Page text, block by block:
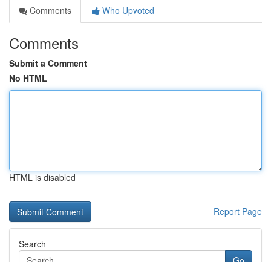
Comments
Who Upvoted
Comments
Submit a Comment
No HTML
HTML is disabled
Report Page
Search